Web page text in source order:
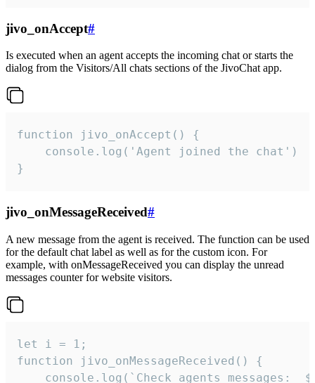
jivo_onAccept#
Is executed when an agent accepts the incoming chat or starts the
dialog from the Visitors/All chats sections of the JivoChat app.
function jivo_onAccept() {
}
jivo_onMessageReceived#
A new message from the agent is received. The function can be used
for the default chat label as well as for the custom icon. For
example, with onMessageReceived you can display the unread
messages counter for website visitors.
let i = 1;
function jivo_onMessageReceived() {